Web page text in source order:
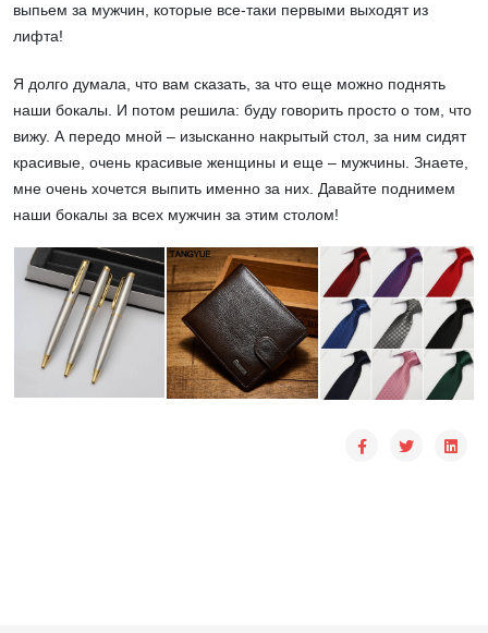
выпьем за мужчин, которые все-таки первыми выходят из
лифта!
Я долго думала, что вам сказать, за что еще можно поднять
наши бокалы. И потом решила: буду говорить просто о том, что
вижу. А передо мной – изысканно накрытый стол, за ним сидят
красивые, очень красивые женщины и еще – мужчины. Знаете,
мне очень хочется выпить именно за них. Давайте поднимем
наши бокалы за всех мужчин за этим столом!